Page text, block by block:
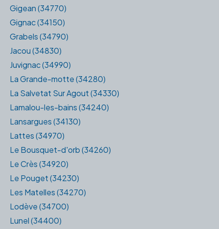
Gigean (34770)
Gignac (34150)
Grabels (34790)
Jacou (34830)
Juvignac (34990)
La Grande-motte (34280)
La Salvetat Sur Agout (34330)
Lamalou-les-bains (34240)
Lansargues (34130)
Lattes (34970)
Le Bousquet-d'orb (34260)
Le Crès (34920)
Le Pouget (34230)
Les Matelles (34270)
Lodève (34700)
Lunel (34400)